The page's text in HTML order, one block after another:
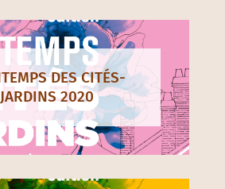
DES CITÉS-
JARDINS 2020